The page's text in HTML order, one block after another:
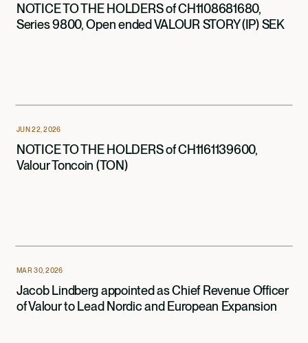
NOTICE TO THE HOLDERS of CH1108681680,
Series 9800, Open ended VALOUR STORY (IP) SEK
JUN 22, 2026
NOTICE TO THE HOLDERS of CH1161139600,
Valour Toncoin (TON)
MAR 30, 2026
Jacob Lindberg appointed as Chief Revenue Officer
of Valour to Lead Nordic and European Expansion